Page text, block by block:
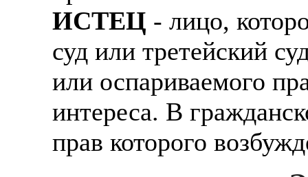
ИСТЕЦ - лицо,
суд или третейский
или оспариваемого
интереса. В
прав которого